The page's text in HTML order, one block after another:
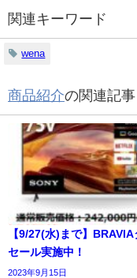
関連キーワード
wena
商品紹介の関連記事
【9/27(水)まで】BRAVIA
セール実施中！
2023年9月15日